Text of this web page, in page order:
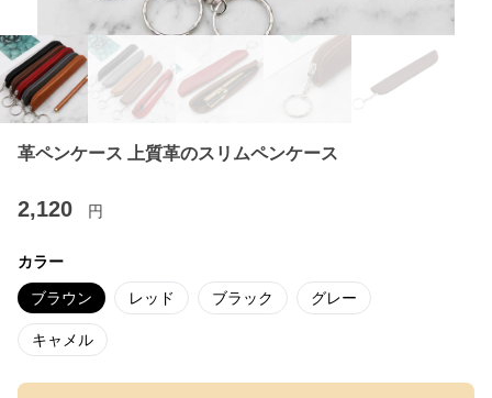
革ペンケース 上質革のスリムペンケース
2,120 円
カラー
ブラウン レッド ブラック グレー
キャメル